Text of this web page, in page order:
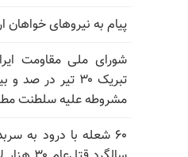
پیام به نیروهای خواهان ارتباط -
شورای ملی مقاومت
تبریک ۳۰ تیر در
مشروطه علیه سلطنت
۶۰ شعله با درود به